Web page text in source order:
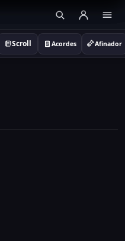
Scroll Acordes Afinador